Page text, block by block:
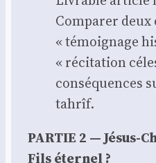
Com­pa­rer
« témoi­gnage
« réci­ta­tion
consé­quences
tah­rîf.
PARTIE 2 — Jésus-
Fils éter­nel ?